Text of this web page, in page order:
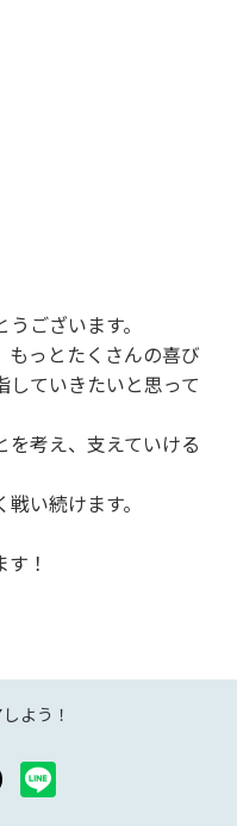
ございます。
もっとたくさんの喜び
ていきたいと思って
を考え、支えていける
い続けます。
！
よう！